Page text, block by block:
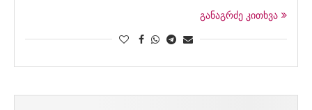
განაგრძე კითხვა